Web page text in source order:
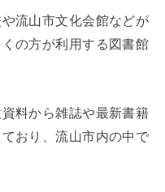
流山市文化会館などが
の方が利用する図書館
料から雑誌や最新書籍
おり、流山市内の中で